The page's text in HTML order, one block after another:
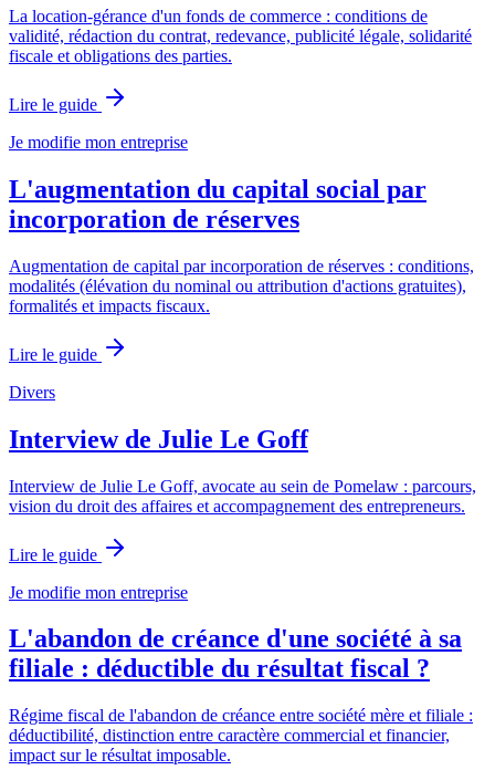
La location-gérance d'un fonds de commerce : conditions de
validité, rédaction du contrat, redevance, publicité légale, solidarité
fiscale et obligations des parties.
Lire le guide
Je modifie mon entreprise
L'augmentation du capital social par
incorporation de réserves
Augmentation de capital par incorporation de réserves : conditions,
modalités (élévation du nominal ou attribution d'actions gratuites),
formalités et impacts fiscaux.
Lire le guide
Divers
Interview de Julie Le Goff
Interview de Julie Le Goff, avocate au sein de Pomelaw : parcours,
vision du droit des affaires et accompagnement des entrepreneurs.
Lire le guide
Je modifie mon entreprise
L'abandon de créance d'une société à sa
filiale : déductible du résultat fiscal ?
Régime fiscal de l'abandon de créance entre société mère et filiale :
déductibilité, distinction entre caractère commercial et financier,
impact sur le résultat imposable.